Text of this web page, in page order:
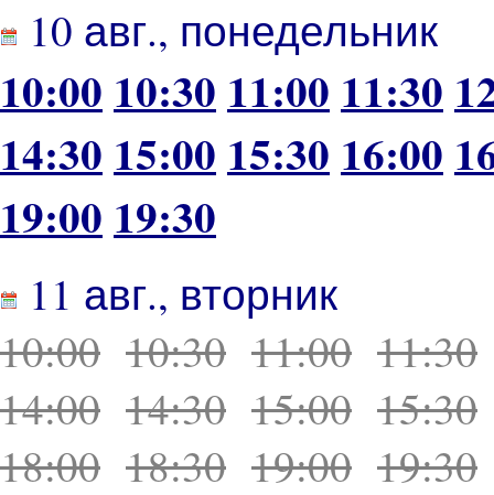
10 авг., понедельник
10:00 10:30 11:00 11:30
14:30 15:00 15:30 16:00
19:00 19:30
11 авг., вторник
10:00 10:30 11:00 11:30
14:00 14:30 15:00 15:30
18:00 18:30 19:00 19:30